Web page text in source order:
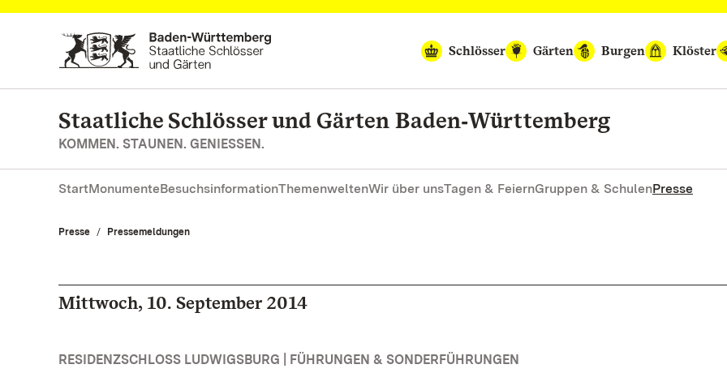
Zum Hauptinhalt springen
Schlösser
Gärten Burgen Klöster
Staatliche Schlösser und Gärten Baden‑Württemberg
KOMMEN. STAUNEN. GENIESSEN.
StartMonumenteBesuchsinformationThemenweltenWir über unsTagen & FeiernGruppen & SchulenPresse
Presse Pressemeldungen
Mittwoch, 10. September 2014
RESIDENZSCHLOSS LUDWIGSBURG | FÜHRUNGEN & SONDERFÜHRUNGEN